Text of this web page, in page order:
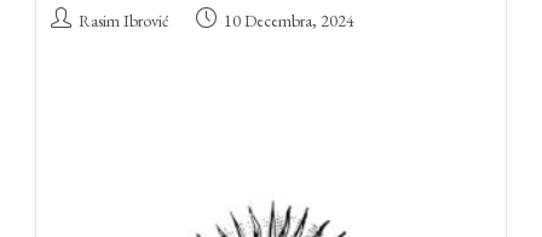
Rasim Ibrović 10 Decembra, 2024